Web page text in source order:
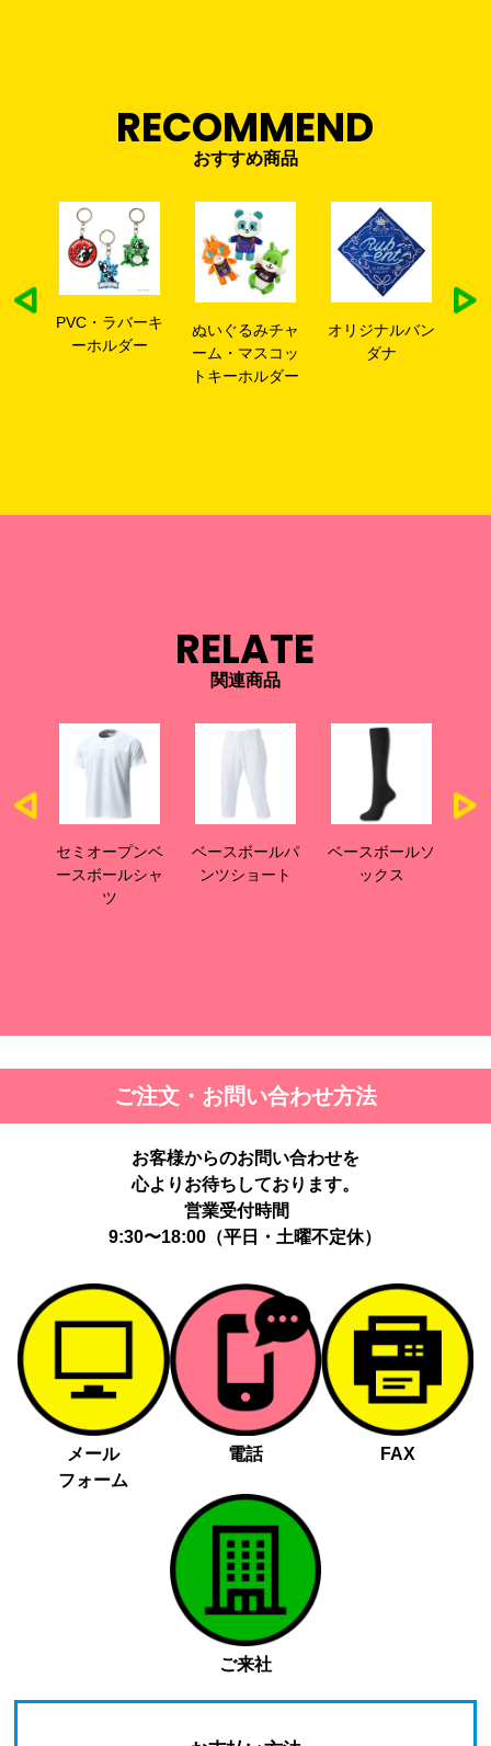
RECOMMEND
おすすめ商品
PVC・ラバーキ
ーホルダー
ぬいぐるみチャ
ーム・マスコッ
トキーホルダー
オリジナルバン
ダナ
RELATE
関連商品
セミオープンベ
ースボールシャ
ツ
ベースボールパ
ンツショート
ベースボールソ
ックス
ご注文・お問い合わせ方法
お客様からのお問い合わせを
心よりお待ちしております。
営業受付時間
9:30〜18:00（平日・土曜不定休）
メール
フォーム
電話 FAX
ご来社